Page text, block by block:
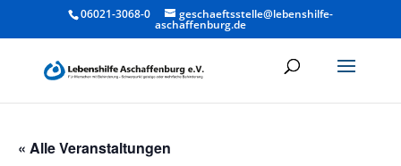
06021-3068-0 geschaeftsstelle@lebenshilfe-
aschaffenburg.de
« Alle Veranstaltungen